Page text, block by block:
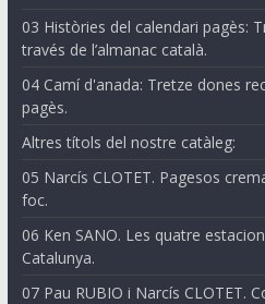
03 Històries del calendari pagès:
través de l’almanac català.
04 Camí d'anada: Tretze dones
pagès.
Altres títols del nostre catàleg:
05 Narcís CLOTET. Pagesos
foc.
06 Ken SANO. Les quatre
Catalunya.
07 Pau RUBIO i Narcís CLOTET.